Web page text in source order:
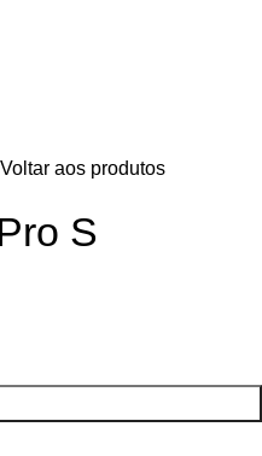
Voltar aos produtos
S